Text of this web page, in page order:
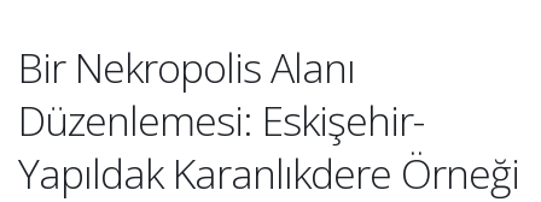
Bir Nekropolis Alanı
Düzenlemesi: Eskişehir-
Yapıldak Karanlıkdere Örneği